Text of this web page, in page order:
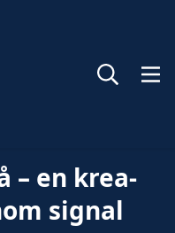
– en kre­a­
sig­nal